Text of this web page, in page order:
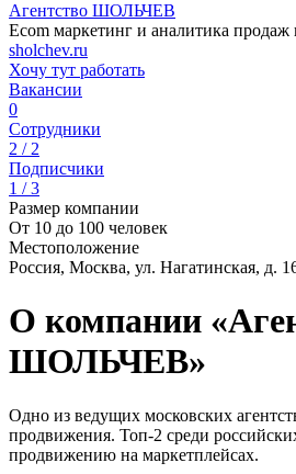
Агентство ШОЛЬЧЕВ
Ecom маркетинг и аналитика продаж
sholchev.ru
Хочу тут работать
Вакансии
0
Сотрудники
2 / 2
Подписчики
1 / 3
Размер компании
От 10 до 100 человек
Местоположение
Россия, Москва, ул. Нагатинская, д.
О компании
ШОЛЬЧЕВ»
Одно из ведущих московских
продвижения. Топ-2 среди
продвижению на маркетплейсах.